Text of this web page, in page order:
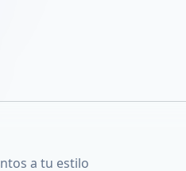
a tu estilo